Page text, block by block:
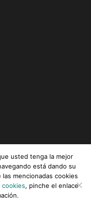
legal|Política de
usted tenga la mejor
está dando su
mencionadas cookies
cookies, pinche el enlace